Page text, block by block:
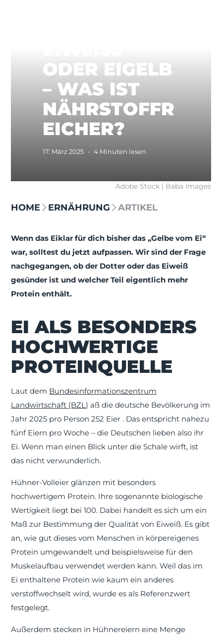
ODER EIGELB
– WAS IST
NÄHRSTOFFR
EICHER?
17. März 2025 • 4 Minuten lesen
Adobe Stock | Baba Images
HOME ERNÄHRUNG ARTIKEL
Wenn das Eiklar für dich bisher das „Gelbe vom Ei“
war, solltest du jetzt aufpassen. Wir sind der Frage
nachgegangen, ob der Dotter oder das Eiweiß
gesünder ist und welcher Teil eigentlich mehr
Protein enthält.
EI ALS BESONDERS
HOCHWERTIGE
PROTEINQUELLE
Laut dem Bundesinformationszentrum
Landwirtschaft (BZL) aß die deutsche Bevölkerung im
Jahr 2025 pro Person 252 Eier . Das entspricht nahezu
fünf Eiern pro Woche – die Deutschen lieben also ihr
Ei. Wenn man einen Blick unter die Schale wirft, ist
das nicht verwunderlich.
Hühner-Volleier glänzen mit besonders
hochwertigem Protein. Ihre sogenannte biologische
Wertigkeit liegt bei 100. Dabei handelt es sich um ein
Maß zur Bestimmung der Qualität von Eiweiß. Es gibt
an, wie gut dieses vom Menschen in körpereigenes
Protein umgewandelt und beispielsweise für den
Muskelaufbau verwendet werden kann. Weil das im
Ei enthaltene Protein wie kaum ein anderes
verstoffwechselt wird, wurde es als Referenzwert
festgelegt.
Außerdem stecken in Hühnereiern eine Menge